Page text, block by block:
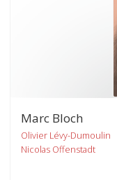
Marc Bloch
Olivier Lévy-Dumoulin
Nicolas Offenstadt